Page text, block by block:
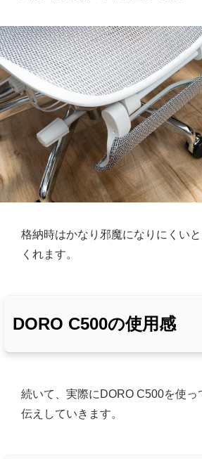
格納時はかなり邪魔になりにくい
くれます。
DORO C500の使用感
続いて、実際にDORO C500を使っ
伝えしていきます。